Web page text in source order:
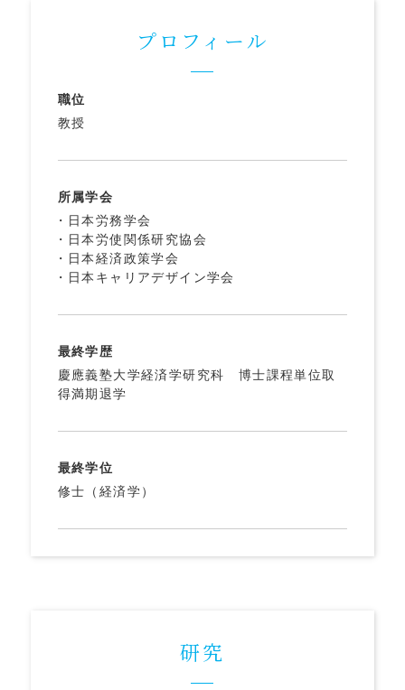
プロフィール
職位
教授
所属学会
日本労務学会
日本労使関係研究協会
日本経済政策学会
日本キャリアデザイン学会
最終学歴
慶應義塾大学経済学研究科 博士課程単位取
得満期退学
最終学位
修士（経済学）
研究